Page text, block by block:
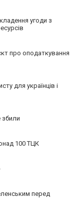
угоди з
про оподаткування
для українців і
збили
100 ТЦК
перед